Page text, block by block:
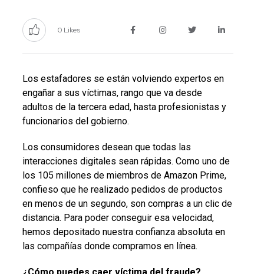
0 Likes
Los estafadores se están volviendo expertos en
engañar a sus víctimas, rango que va desde
adultos de la tercera edad, hasta profesionistas y
funcionarios del gobierno.
Los consumidores desean que todas las
interacciones digitales sean rápidas. Como uno de
los 105 millones de miembros de Amazon Prime,
confieso que he realizado pedidos de productos
en menos de un segundo, son compras a un clic de
distancia. Para poder conseguir esa velocidad,
hemos depositado nuestra confianza absoluta en
las compañías donde compramos en línea.
¿Cómo puedes caer víctima del fraude?